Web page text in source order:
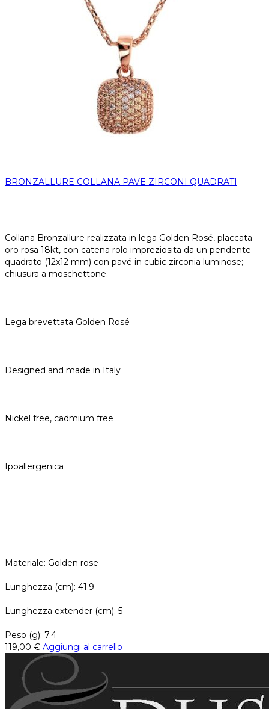
BRONZALLURE COLLANA PAVE ZIRCONI QUADRATI
Collana Bronzallure realizzata in lega Golden Rosé, placcata
oro rosa 18kt, con catena rolo impreziosita da un pendente
quadrato (12x12 mm) con pavé in cubic zirconia luminose;
chiusura a moschettone.
Lega brevettata Golden Rosé
Designed and made in Italy
Nickel free, cadmium free
Ipoallergenica
Materiale: Golden rose
Lunghezza (cm): 41.9
Lunghezza extender (cm): 5
Peso (g): 7.4
119,00 € Aggiungi al carrello